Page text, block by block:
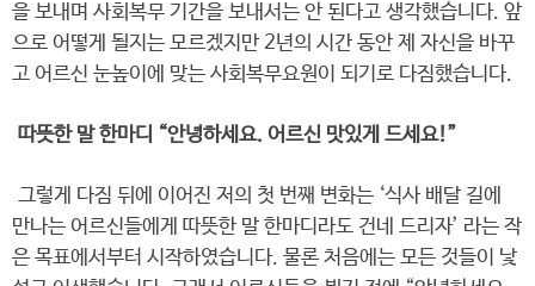
을 보내며 사회복무 기간을 보내서는 안 된다고 생각했습니다. 앞
으로 어떻게 될지는 모르겠지만 2년의 시간 동안 제 자신을 바꾸
고 어르신 눈높이에 맞는 사회복무요원이 되기로 다짐했습니다.
따뜻한 말 한마디 “안녕하세요. 어르신 맛있게 드세요!”
그렇게 다짐 뒤에 이어진 저의 첫 번째 변화는 ‘식사 배달 길에
만나는 어르신들에게 따뜻한 말 한마디라도 건네 드리자’ 라는 작
은 목표에서부터 시작하였습니다. 물론 처음에는 모든 것들이 낯